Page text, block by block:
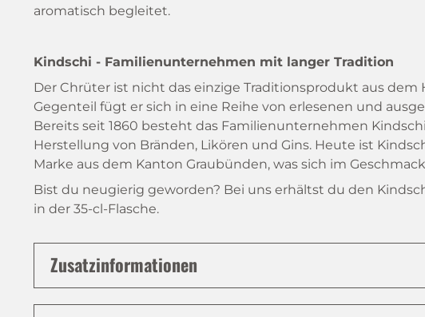
aromatisch begleitet.
Kindschi - Familienunternehmen mit langer Tradition
Der Chrüter ist nicht das einzige Traditionsprodukt aus dem
Gegenteil fügt er sich in eine Reihe von erlesenen und
Bereits seit 1860 besteht das Familienunternehmen
Herstellung von Bränden, Likören und Gins. Heute ist
Marke aus dem Kanton Graubünden, was sich im
Bist du neugierig geworden? Bei uns erhältst du den
in der 35-cl-Flasche.
Zusatzinformationen